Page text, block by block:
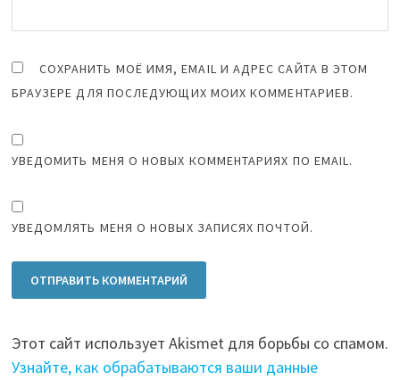
СОХРАНИТЬ МОЁ ИМЯ, EMAIL И АДРЕС САЙТА В ЭТОМ
БРАУЗЕРЕ ДЛЯ ПОСЛЕДУЮЩИХ МОИХ КОММЕНТАРИЕВ.
УВЕДОМИТЬ МЕНЯ О НОВЫХ КОММЕНТАРИЯХ ПО EMAIL.
УВЕДОМЛЯТЬ МЕНЯ О НОВЫХ ЗАПИСЯХ ПОЧТОЙ.
Этот сайт использует Akismet для борьбы со спамом.
Узнайте, как обрабатываются ваши данные